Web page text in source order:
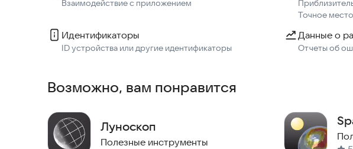
Взаимодействие с приложением
Точное
Идентификаторы
ID устройства или другие идентификаторы
Данные о
Отчеты об
Возможно, вам понравится
Луноскоп
Полезные инструменты